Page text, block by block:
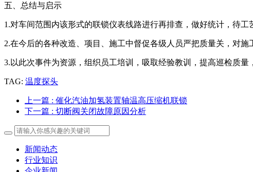
五、总结与启示
1.对车间范围内该形式的联锁仪表线路进行再排查，做好统计，待工
2.在今后的各种改造、项目、施工中督促各级人员严把质量关，对
3.以此次事件为资源，组织员工培训，吸取经验教训，提高巡检质
TAG: 温度探头
上一篇 : 催化汽油加氢装置轴温高压缩机联锁
下一篇 : 切断阀关闭故障原因分析
新闻动态
行业知识